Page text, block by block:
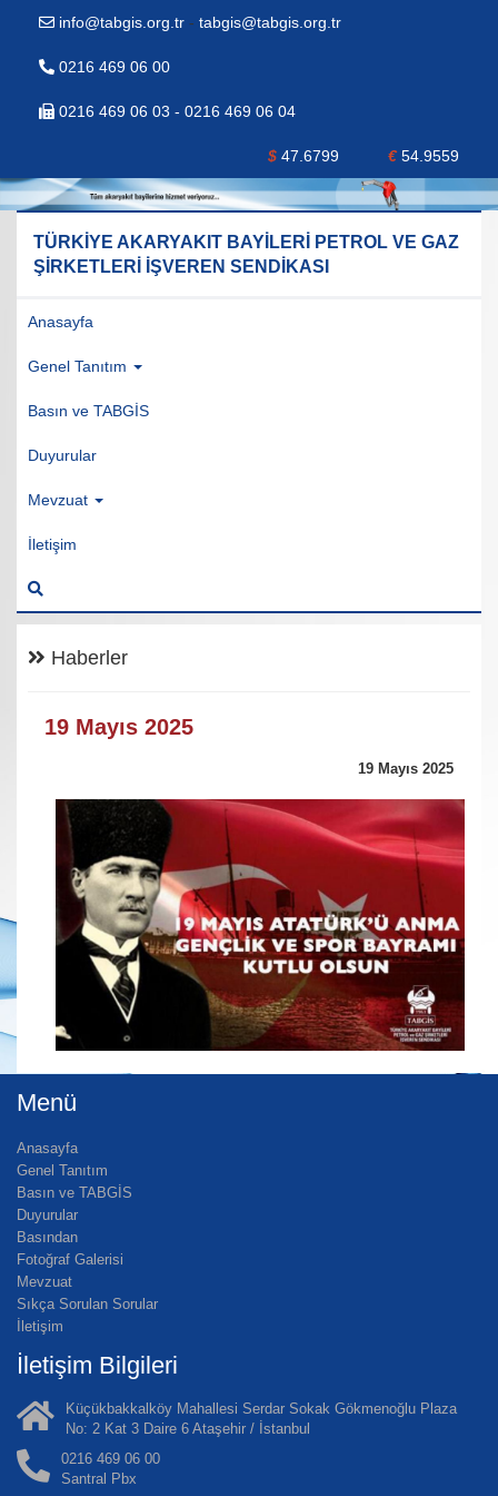
info@tabgis.org.tr - tabgis@tabgis.org.tr
0216 469 06 00
0216 469 06 03 - 0216 469 06 04
$ 47.6799 €54.9559
TÜRKİYE AKARYAKIT BAYİLERİ PETROL VE GAZ
ŞİRKETLERİ İŞVEREN SENDİKASI
Anasayfa
Genel Tanıtım
Basın ve TABGİS
Duyurular
Mevzuat
İletişim
Haberler
19 Mayıs 2025
19 Mayıs 2025
Menü
Anasayfa
Genel Tanıtım
Basın ve TABGİS
Duyurular
Basından
Fotoğraf Galerisi
Mevzuat
Sıkça Sorulan Sorular
İletişim
İletişim Bilgileri
Küçükbakkalköy Mahallesi Serdar Sokak Gökmenoğlu Plaza
No: 2 Kat 3 Daire 6 Ataşehir / İstanbul
0216 469 06 00
Santral Pbx